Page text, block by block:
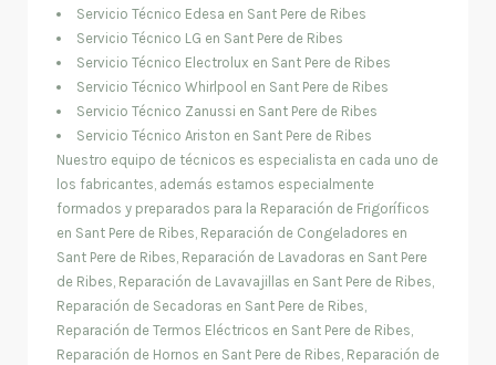
Servicio Técnico Edesa en Sant Pere de Ribes
Servicio Técnico LG en Sant Pere de Ribes
Servicio Técnico Electrolux en Sant Pere de Ribes
Servicio Técnico Whirlpool en Sant Pere de Ribes
Servicio Técnico Zanussi en Sant Pere de Ribes
Servicio Técnico Ariston en Sant Pere de Ribes
Nuestro equipo de técnicos es especialista en cada uno de
los fabricantes, además estamos especialmente
formados y preparados para la Reparación de Frigoríficos
en Sant Pere de Ribes, Reparación de Congeladores en
Sant Pere de Ribes, Reparación de Lavadoras en Sant Pere
de Ribes, Reparación de Lavavajillas en Sant Pere de Ribes,
Reparación de Secadoras en Sant Pere de Ribes,
Reparación de Termos Eléctricos en Sant Pere de Ribes,
Reparación de Hornos en Sant Pere de Ribes, Reparación de